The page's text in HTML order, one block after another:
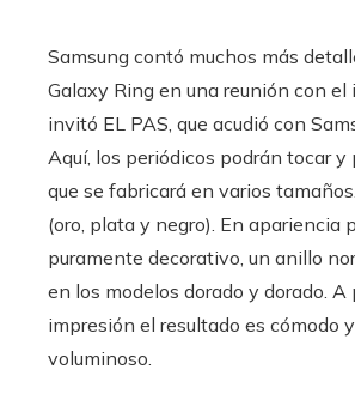
Samsung contó muchos más
Galaxy Ring en una reunión con el
invitó EL PAS, que acudió con
Aquí, los periódicos podrán tocar y
que se fabricará en varios
(oro, plata y negro). En apariencia
puramente decorativo, un anillo
en los modelos dorado y dorado. A
impresión el resultado es cómodo
voluminoso.